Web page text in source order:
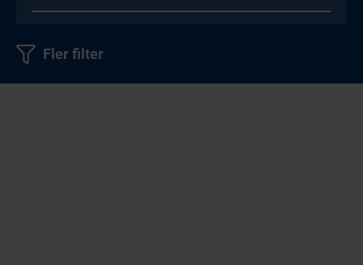
Fler filter